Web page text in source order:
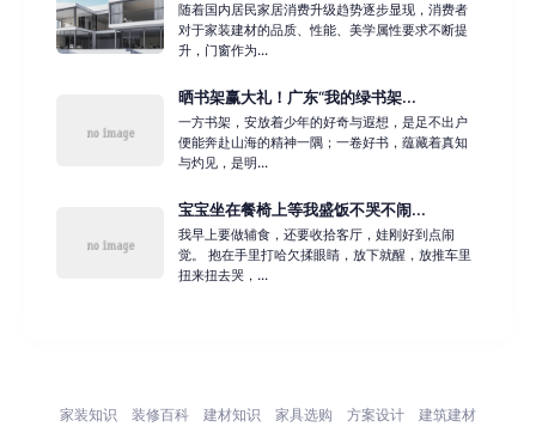
随着国内居民家居消费升级趋势逐步显现，消费者
对于家装建材的品质、性能、美学属性要求不断提
升，门窗作为...
晒书架赢大礼！广东“我的绿书架...
一方书架，安放着少年的好奇与遐想，是足不出户
便能奔赴山海的精神一隅；一卷好书，蕴藏着真知
与灼见，是明...
宝宝坐在餐椅上等我盛饭不哭不闹...
我早上要做辅食，还要收拾客厅，娃刚好到点闹
觉。 抱在手里打哈欠揉眼睛，放下就醒，放推车里
扭来扭去哭，...
家装知识 装修百科 建材知识 家具选购 方案设计 建筑建材